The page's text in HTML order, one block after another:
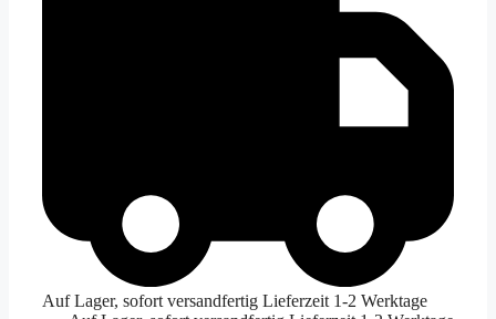
Auf Lager, sofort versandfertig Lieferzeit 1-2 Werktage